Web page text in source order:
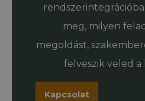
meg, milyen
megoldást,
felveszik veled a
Kapcsolat